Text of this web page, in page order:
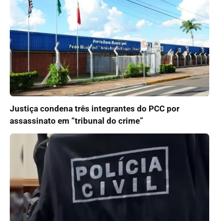
Justiça condena três integrantes do PCC por
assassinato em “tribunal do crime”